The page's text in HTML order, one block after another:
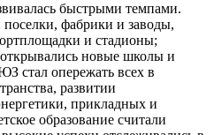
быстрыми темпами.
фабрики и заводы,
и стадионы;
новые школы и
опережать всех в
развитии
прикладных и
образование считали